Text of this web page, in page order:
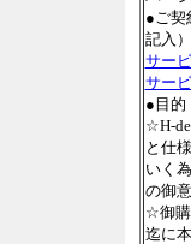
●ご契
記入）
サー
サー
●目的
☆H-
と仕
いく
の御
☆御購
迄に